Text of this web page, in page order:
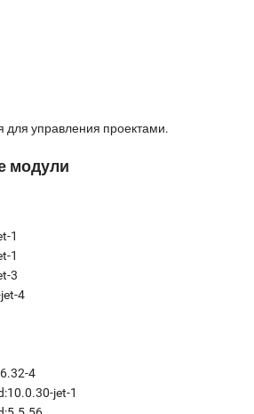
для управления проектами.
модули
1
1
3
4
4
jet-1